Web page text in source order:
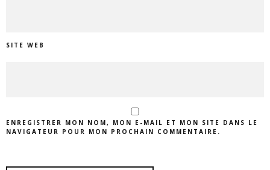
SITE WEB
ENREGISTRER MON NOM, MON E-MAIL ET MON SITE DANS LE
NAVIGATEUR POUR MON PROCHAIN COMMENTAIRE.